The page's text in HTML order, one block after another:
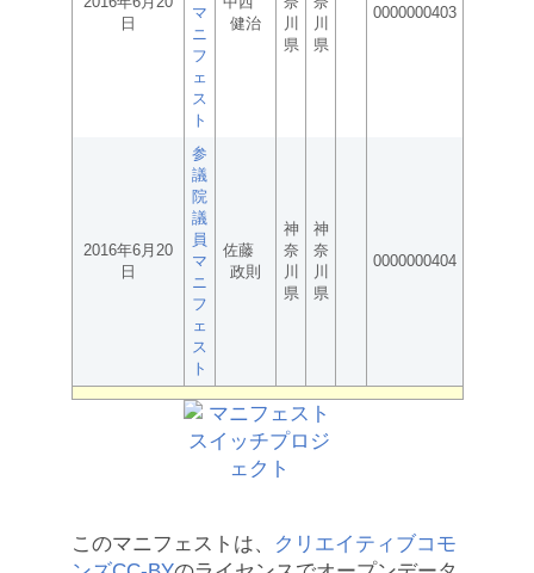
日
マ
ニ
フ
ェ
ス
ト
健治
川
県
川
県
0000000403
2016年6月20
日
参
議
院
議
員
マ
ニ
フ
ェ
ス
ト
佐藤
政則
神
奈
川
県
神
奈
川
県
0000000404
このマニフェストは、
クリエイティブコモ